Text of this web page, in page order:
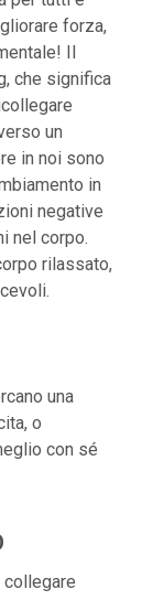
forza,
Il
che significa
un
in noi sono
in
negative
nel corpo.
rilassato,
una
o
con sé